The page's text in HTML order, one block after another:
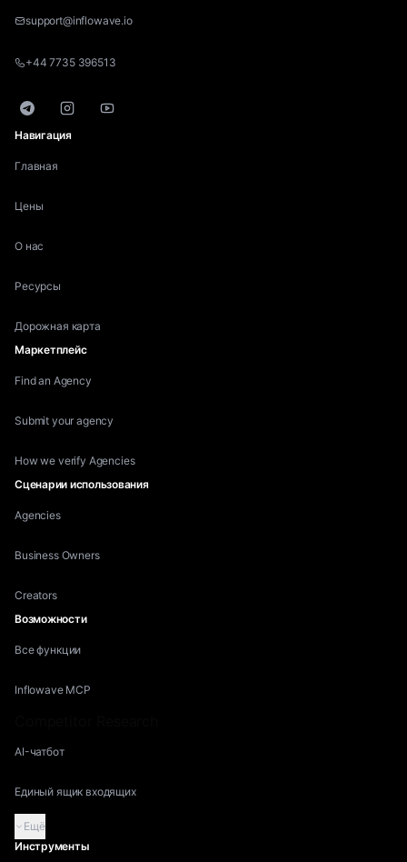
support@inflowave.io
+44 7735 396513
TelegramInstagramYouTube
Навигация
Главная
Цены
О нас
Ресурсы
Дорожная карта
Маркетплейс
Find an Agency
Submit your agency
How we verify Agencies
Сценарии использования
Agencies
Business Owners
Creators
Возможности
Все функции
Inflowave MCP
AI-чатбот
Единый ящик входящих
Ещё
Инструменты